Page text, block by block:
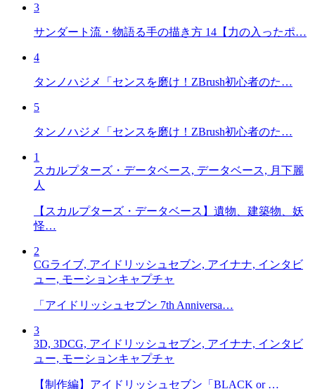
3
サンダート流・物語る手の描き方 14【力の入ったポ…
4
タンノハジメ「センスを磨け！ZBrush初心者のた…
5
タンノハジメ「センスを磨け！ZBrush初心者のた…
1
スカルプターズ・データベース, データベース, 月下麗
人
【スカルプターズ・データベース】遺物、建築物、妖
怪…
2
CGライブ, アイドリッシュセブン, アイナナ, インタビ
ュー, モーションキャプチャ
「アイドリッシュセブン 7th Anniversa…
3
3D, 3DCG, アイドリッシュセブン, アイナナ, インタビ
ュー, モーションキャプチャ
【制作編】アイドリッシュセブン「BLACK or …